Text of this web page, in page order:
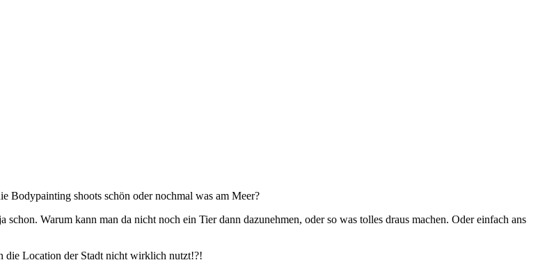
Bodypainting shoots schön oder nochmal was am Meer?
Warum kann man da nicht noch ein Tier dann dazunehmen, oder so was tolles draus machen. Oder einfach ans
die Location der Stadt nicht wirklich nutzt!?!